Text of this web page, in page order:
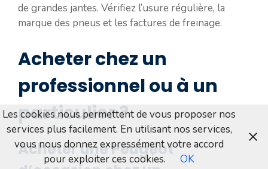
de grandes jantes. Vérifiez l’usure régulière, la
marque des pneus et les factures de freinage.
Acheter chez un
professionnel ou à un
particulier ?
Acheter une Peugeot
Les cookies nous permettent de vous proposer nos
services plus facilement. En utilisant nos services,
vous nous donnez expressément votre accord
pour exploiter ces cookies.
OK